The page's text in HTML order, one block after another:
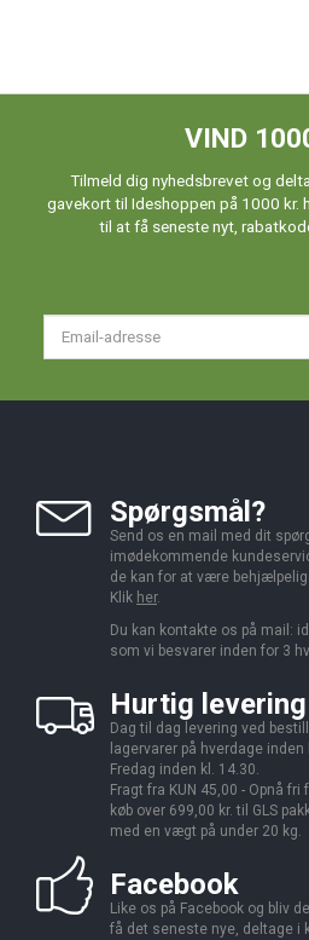
VIND
Tilmeld dig nyhedsbrevet og
gavekort til Ideshoppen på 1000 kr.
til at få seneste nyt,
Spørgsmål?
Send os en mail med dit
imødekommende
de kan for at være
Klik her.
Du kan kontakte os på mail:
som vi besvarer inden for 3
Hurtig levering
Dag til dag levering ved
lagervarer på hverdage inden
Fredag inden kl. 14.30.
Fragt fra KUN 45,00 - Opnå fri
køb over 699,00 kr. til GLS
med en vægt på under 20 kg.
Facebook
Like os på Facebook og bliv
få det seneste nye, deltage i